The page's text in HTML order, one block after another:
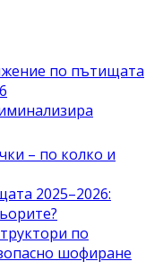
по пътищата
– по колко и
2025–2026:
по
шофиране